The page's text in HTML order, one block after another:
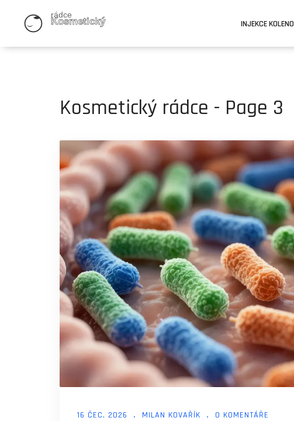
INJEKCE KOLENO
Kosmetický rádce - Page 3
16 ČEC, 2026 MILAN KOVAŘÍK 0 KOMENTÁŘE